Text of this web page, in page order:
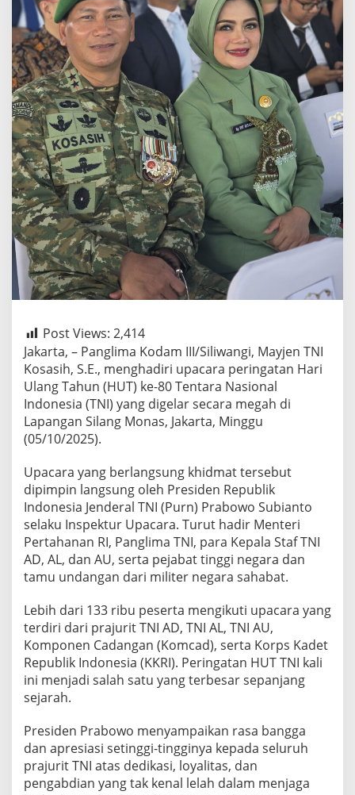
Post Views: 2,414
Jakarta, – Panglima Kodam III/Siliwangi, Mayjen TNI
Kosasih, S.E., menghadiri upacara peringatan Hari
Ulang Tahun (HUT) ke-80 Tentara Nasional
Indonesia (TNI) yang digelar secara megah di
Lapangan Silang Monas, Jakarta, Minggu
(05/10/2025).
Upacara yang berlangsung khidmat tersebut
dipimpin langsung oleh Presiden Republik
Indonesia Jenderal TNI (Purn) Prabowo Subianto
selaku Inspektur Upacara. Turut hadir Menteri
Pertahanan RI, Panglima TNI, para Kepala Staf TNI
AD, AL, dan AU, serta pejabat tinggi negara dan
tamu undangan dari militer negara sahabat.
Lebih dari 133 ribu peserta mengikuti upacara yang
terdiri dari prajurit TNI AD, TNI AL, TNI AU,
Komponen Cadangan (Komcad), serta Korps Kadet
Republik Indonesia (KKRI). Peringatan HUT TNI kali
ini menjadi salah satu yang terbesar sepanjang
sejarah.
Presiden Prabowo menyampaikan rasa bangga
dan apresiasi setinggi-tingginya kepada seluruh
prajurit TNI atas dedikasi, loyalitas, dan
pengabdian yang tak kenal lelah dalam menjaga